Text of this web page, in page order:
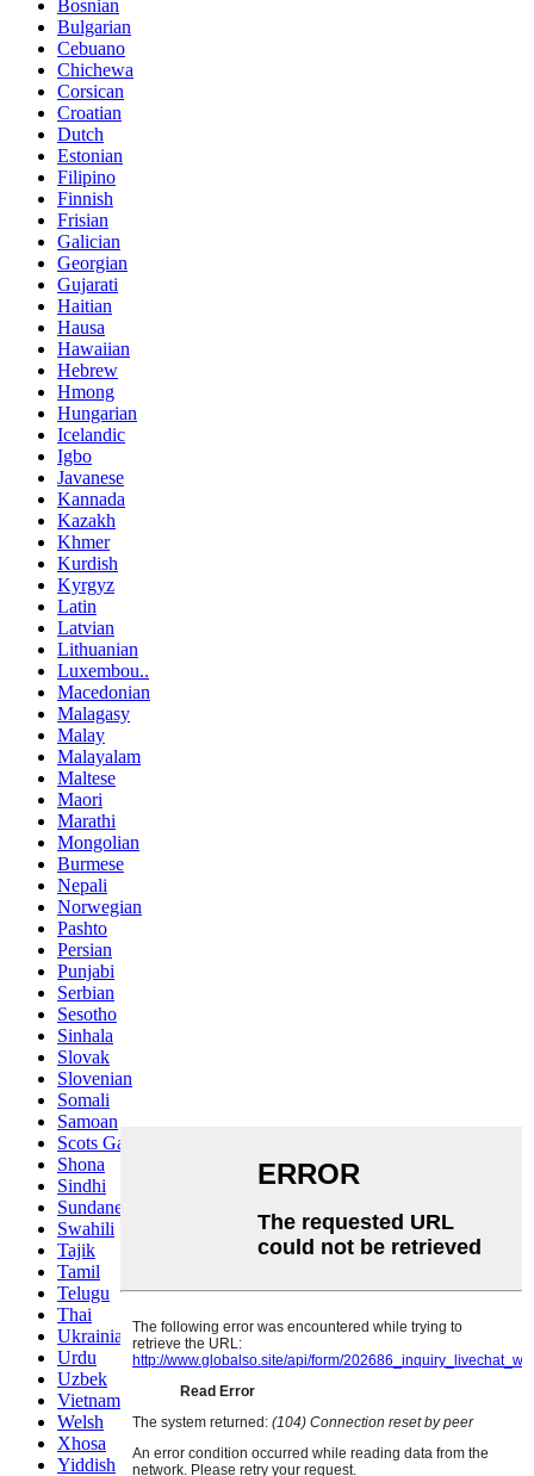
Bosnian
Bulgarian
Cebuano
Chichewa
Corsican
Croatian
Dutch
Estonian
Filipino
Finnish
Frisian
Galician
Georgian
Gujarati
Haitian
Hausa
Hawaiian
Hebrew
Hmong
Hungarian
Icelandic
Igbo
Javanese
Kannada
Kazakh
Khmer
Kurdish
Kyrgyz
Latin
Latvian
Lithuanian
Luxembou..
Macedonian
Malagasy
Malay
Malayalam
Maltese
Maori
Marathi
Mongolian
Burmese
Nepali
Norwegian
Pashto
Persian
Punjabi
Serbian
Sesotho
Sinhala
Slovak
Slovenian
Somali
Samoan
Scots Gaelic
Shona
Sindhi
Sundanese
Swahili
Tajik
Tamil
Telugu
Thai
Ukrainian
Urdu
Uzbek
Vietnamese
Welsh
Xhosa
Yiddish